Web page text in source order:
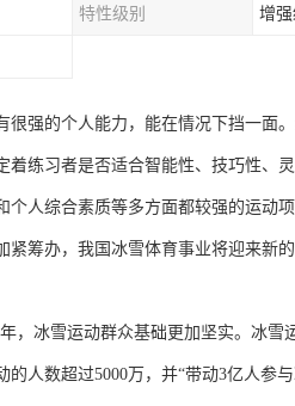
特性级别 增强
强的个人能力，能在情况下挡一面
练习者是否适合智能性、技巧性、
人综合素质等多方面都较强的运动项
紧筹办，我国冰雪体育事业将迎来新
，冰雪运动群众基础更加坚实。冰
人数超过5000万，并“带动3亿人参